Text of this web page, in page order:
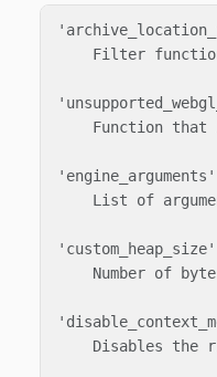
Filter
Function that
List of
Number of
Disables the